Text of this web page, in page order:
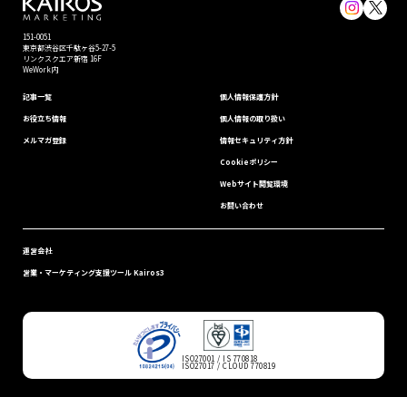
151-0051
東京都渋⾕区千駄ヶ谷5-27-5
リンクスクエア新宿 16F
WeWork内
記事一覧
お役立ち情報
メルマガ登録
個⼈情報保護⽅針
個人情報の取り扱い
情報セキュリティ⽅針
Cookieポリシー
Webサイト閲覧環境
お問い合わせ
運営会社
営業・マーケティング支援ツール Kairos3
ISO27001 / IS 770818
ISO27017 / CLOUD 770819